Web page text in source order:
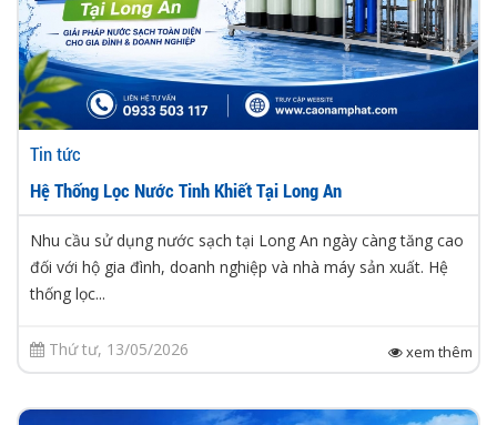
Tin tức
Hệ Thống Lọc Nước Tinh Khiết Tại Long An
Nhu cầu sử dụng nước sạch tại Long An ngày càng tăng cao
đối với hộ gia đình, doanh nghiệp và nhà máy sản xuất. Hệ
thống lọc...
Thứ tư, 13/05/2026 xem thêm